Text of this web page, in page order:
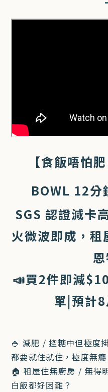
【食飯唔怕
BOWL 12分
SGS 認證減卡
火微波即成，
恩
📣買2件即減
單|預計8
🍚 減肥 / 控糖中但極度
都要就住就住，極度無癮
🏠 租屋住無廚房 / 無得
白飯都好困難？